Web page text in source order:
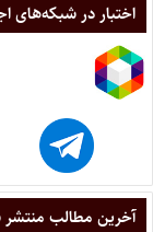
اختبار در شبکه‌های
آخرین مطالب منتشر